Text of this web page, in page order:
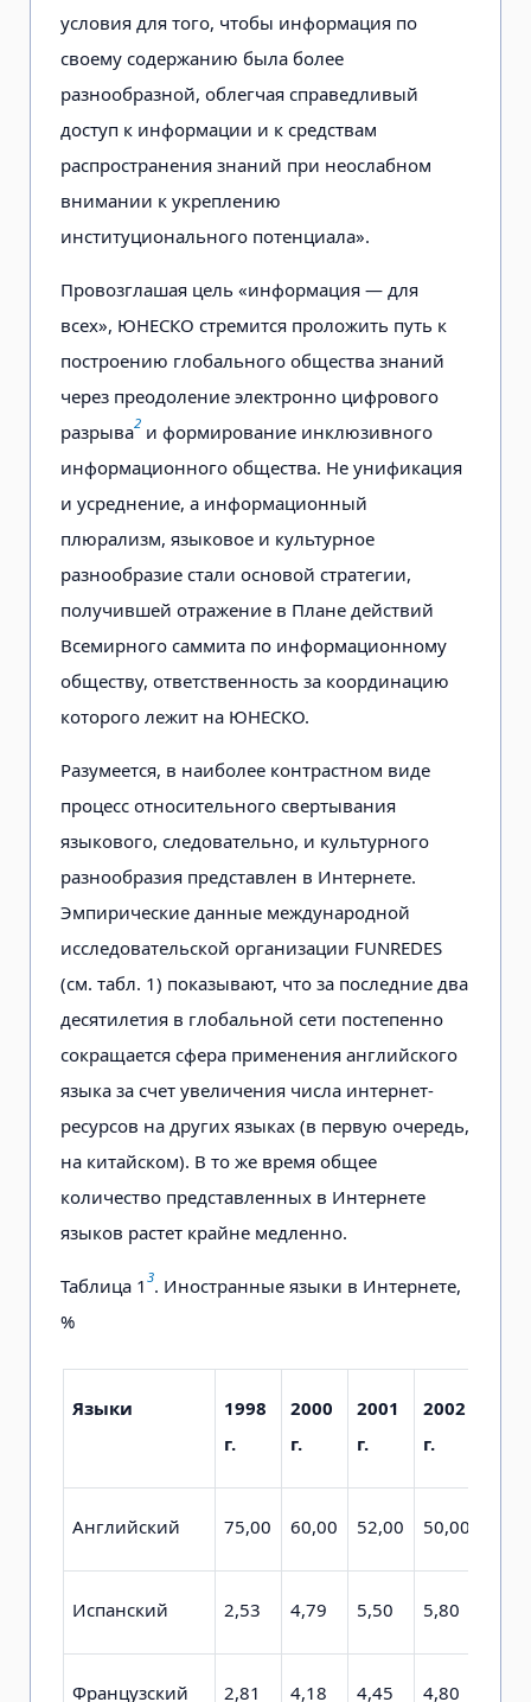
условия для того, чтобы информация по
своему содержанию была более
разнообразной, облегчая справедливый
доступ к информации и к средствам
распространения знаний при неослабном
внимании к укреплению
институционального потенциала».
Провозглашая цель «информация — для
всех», ЮНЕСКО стремится проложить путь к
построению глобального общества знаний
через преодоление электронно цифрового
разрыва2 и формирование инклюзивного
информационного общества. Не унификация
и усреднение, а информационный
плюрализм, языковое и культурное
разнообразие стали основой стратегии,
получившей отражение в Плане действий
Всемирного саммита по информационному
обществу, ответственность за координацию
которого лежит на ЮНЕСКО.
Разумеется, в наиболее контрастном виде
процесс относительного свертывания
языкового, следовательно, и культурного
разнообразия представлен в Интернете.
Эмпирические данные международной
исследовательской организации FUNREDES
(см. табл. 1) показывают, что за последние два
десятилетия в глобальной сети постепенно
сокращается сфера применения английского
языка за счет увеличения числа интернет-
ресурсов на других языках (в первую очередь,
на китайском). В то же время общее
количество представленных в Интернете
языков растет крайне медленно.
Таблица 1 3. Иностранные языки в Интернете,
%
Языки
1998
г.
2000
г.
2001
г.
2002
г.
Английский 75,00 60,00 52,00 50,00
Испанский 2,53 4,79 5,50 5,80
Французский 2,81 4,18 4,45 4,80